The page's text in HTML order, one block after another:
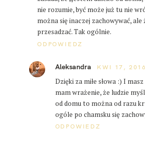
nie rozumie, być może już tu nie
można się inaczej zachowywać, ale
przesadzać. Tak ogólnie.
ODPOWIEDZ
Aleksandra KWI 17,
Dzięki za miłe słowa :) I
mam wrażenie, że ludzie
od domu to można od razu
ogóle po chamsku się
ODPOWIEDZ